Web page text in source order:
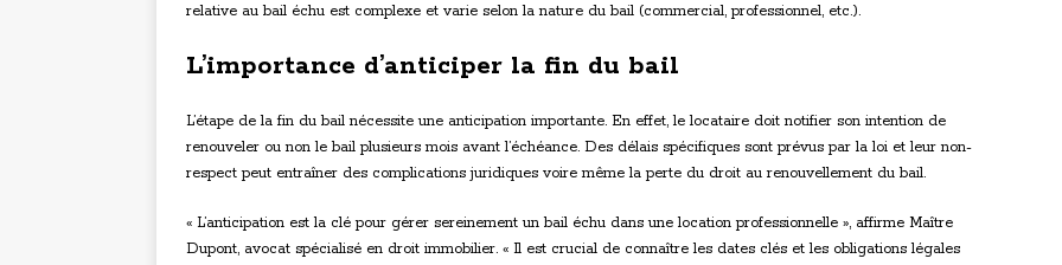
relative au bail échu est complexe et varie selon la nature du bail (commercial, professionnel, etc.).
L’importance d’anticiper la fin du bail
L’étape de la fin du bail nécessite une anticipation importante. En effet, le locataire doit notifier son intention de
renouveler ou non le bail plusieurs mois avant l’échéance. Des délais spécifiques sont prévus par la loi et leur non-
respect peut entraîner des complications juridiques voire même la perte du droit au renouvellement du bail.
« L’anticipation est la clé pour gérer sereinement un bail échu dans une location professionnelle », affirme Maître
Dupont, avocat spécialisé en droit immobilier. « Il est crucial de connaître les dates clés et les obligations légales